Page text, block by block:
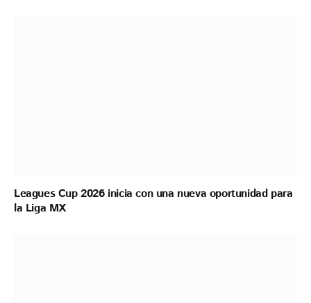
Leagues Cup 2026 inicia con una nueva oportunidad para
la Liga MX